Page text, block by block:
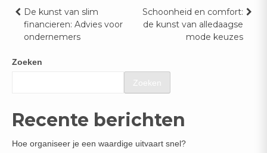
Bericht
navigatie
De kunst van slim
financieren: Advies voor
ondernemers
Schoonheid en comfort:
de kunst van alledaagse
mode keuzes
Zoeken
Zoeken
Recente berichten
Hoe organiseer je een waardige uitvaart snel?